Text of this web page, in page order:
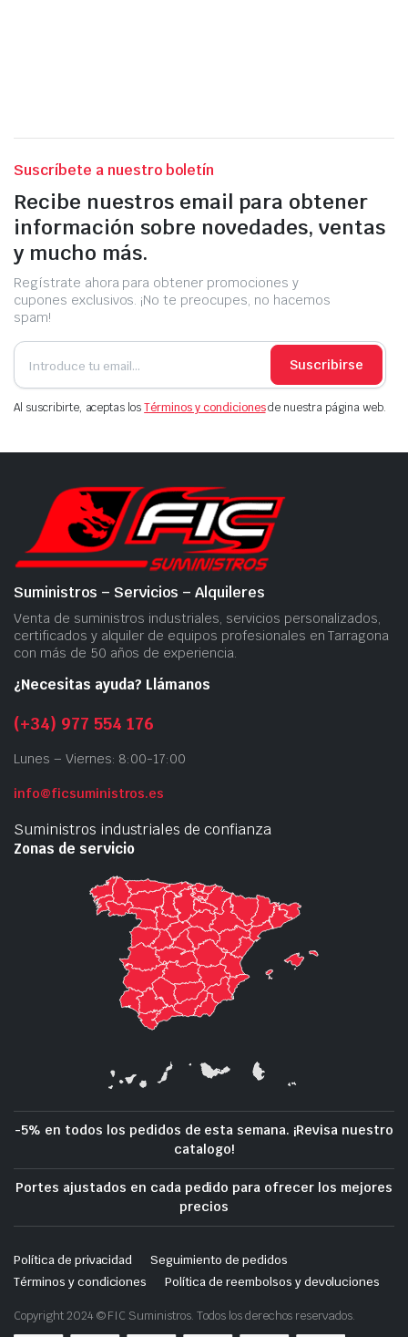
Suscríbete a nuestro boletín
Recibe nuestros email para obtener
información sobre novedades, ventas
y mucho más.
Regístrate ahora para obtener promociones y
cupones exclusivos. ¡No te preocupes, no hacemos
spam!
Suscribirse
Al suscribirte, aceptas losTérminos y condicionesde nuestra página web.
Suministros – Servicios – Alquileres
Venta de suministros industriales, servicios personalizados,
certificados y alquiler de equipos profesionales en Tarragona
con más de 50 años de experiencia.
¿Necesitas ayuda? Llámanos
(+34) 977 554 176
Lunes – Viernes: 8:00-17:00
info@ficsuministros.es
Suministros industriales de confianza
Zonas de servicio
-5% en todos los pedidos de esta semana. ¡Revisa nuestro
catalogo!
Portes ajustados en cada pedido para ofrecer los mejores
precios
Política de privacidad
Seguimiento de pedidos
Términos y condiciones
Política de reembolsos y devoluciones
Copyright 2024 © FIC Suministros. Todos los derechos reservados.